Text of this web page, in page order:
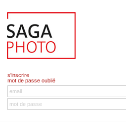
s'inscrire
mot de passe oublié